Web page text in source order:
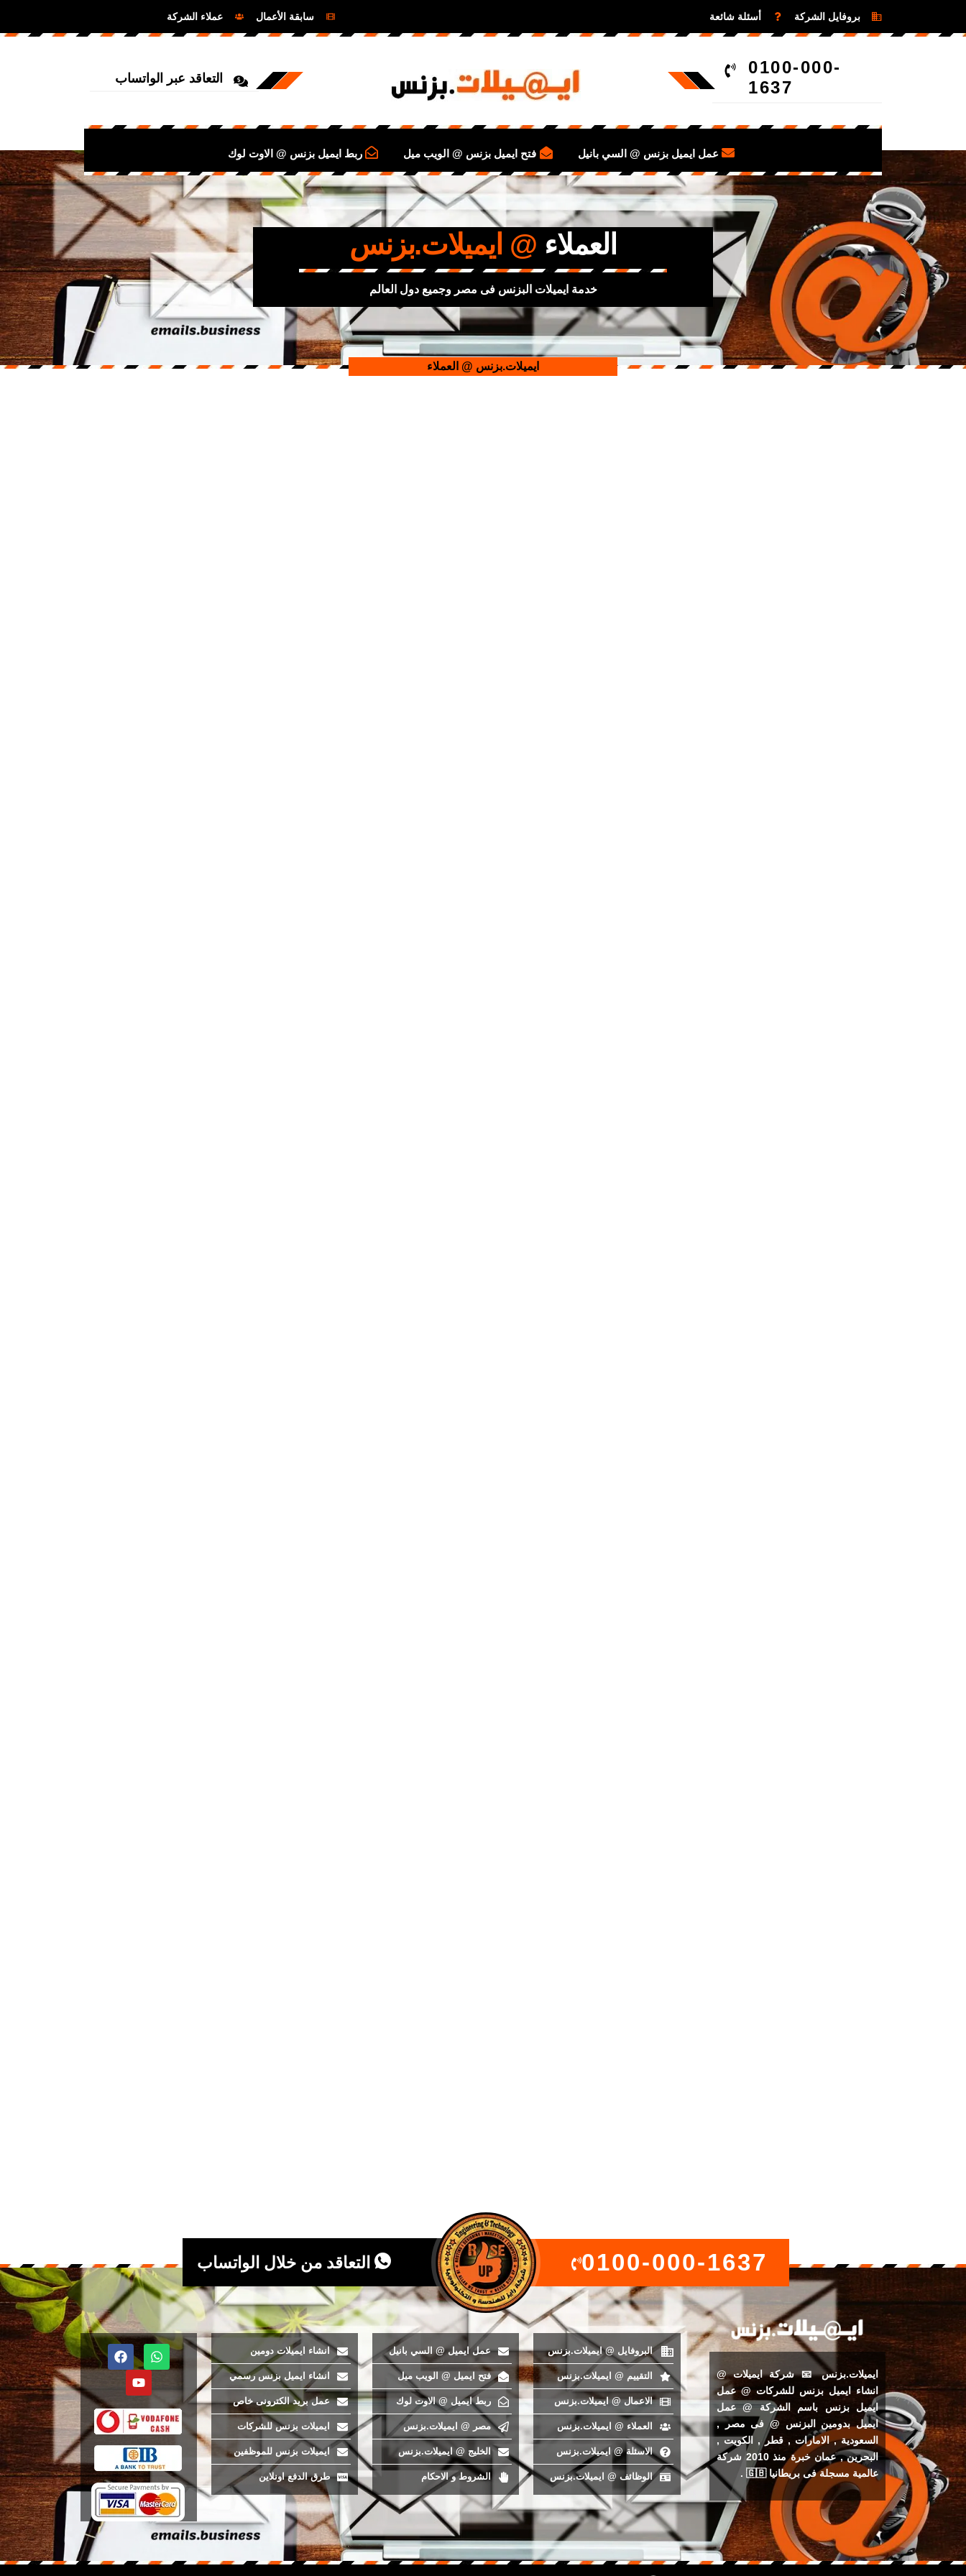
بروفايل الشركة أسئلة شائعة سابقة الأعمال عملاء الشركة
0100-000-
1637
التعاقد عبر الواتساب
عمل ايميل بزنس @ السي بانيل فتح ايميل بزنس @ الويب ميل ربط ايميل بزنس @ الاوت لوك
العملاء @ ايميلات.بزنس
خدمة ايميلات البزنس فى مصر وجميع دول العالم
ايميلات.بزنس @ العملاء
0100-000-1637 التعاقد من خلال الواتساب
ايميلات.بزنس 📧 شركة ايميلات @
انشاء ايميل بزنس للشركات @ عمل
ايميل بزنس باسم الشركة @ عمل
ايميل بدومين البزنس @ فى مصر,
السعودية,الامارات , قطر, الكويت,
البحرين,عمان
خبرة منذ 2010 شركة
عالمية مسجلة فى بريطانيا 🇬🇧 .
البروفايل @ ايميلات.بزنس
التقييم @ ايميلات.بزنس
الاعمال @ ايميلات.بزنس
العملاء @ ايميلات.بزنس
الاسئلة @ ايميلات.بزنس
الوظائف @ ايميلات.بزنس
عمل ايميل @ السي بانيل
فتح ايميل @ الويب ميل
ربط ايميل @ الاوت لوك
مصر @ ايميلات.بزنس
الخليج @ ايميلات.بزنس
الشروط و الاحكام
انشاء ايميلات دومين
انشاء ايميل بزنس رسمي
عمل بريد الكترونى خاص
ايميلات بزنس للشركات
ايميلات بزنس للموظفين
طرق الدفع اونلاين